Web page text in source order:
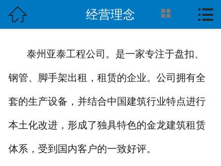
首页
 经营理念  
泰州亚泰工程公司。是一家专注于盘扣、
钢管、脚手架出租，租赁的企业。公司拥有全
套的生产设备，并结合中国建筑行业特点进行
本土化改进，形成了独具特色的金龙建筑租赁
体系，受到国内客户的一致好评。